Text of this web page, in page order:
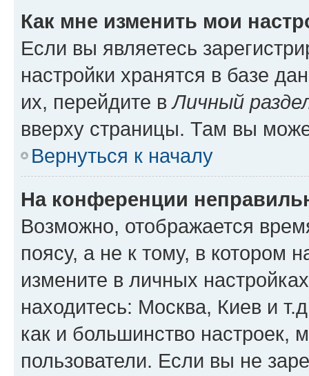
Как мне изменить мои
Если вы являетесь
настройки хранятся в базе
их, перейдите вЛичный
вверху страницы. Там вы
Вернуться к началу
На конференции
Возможно, отображается
поясу, а не к тому, в котором
измените в личных
находитесь: Москва, Киев и
как и большинство настроек,
пользователи. Если вы не